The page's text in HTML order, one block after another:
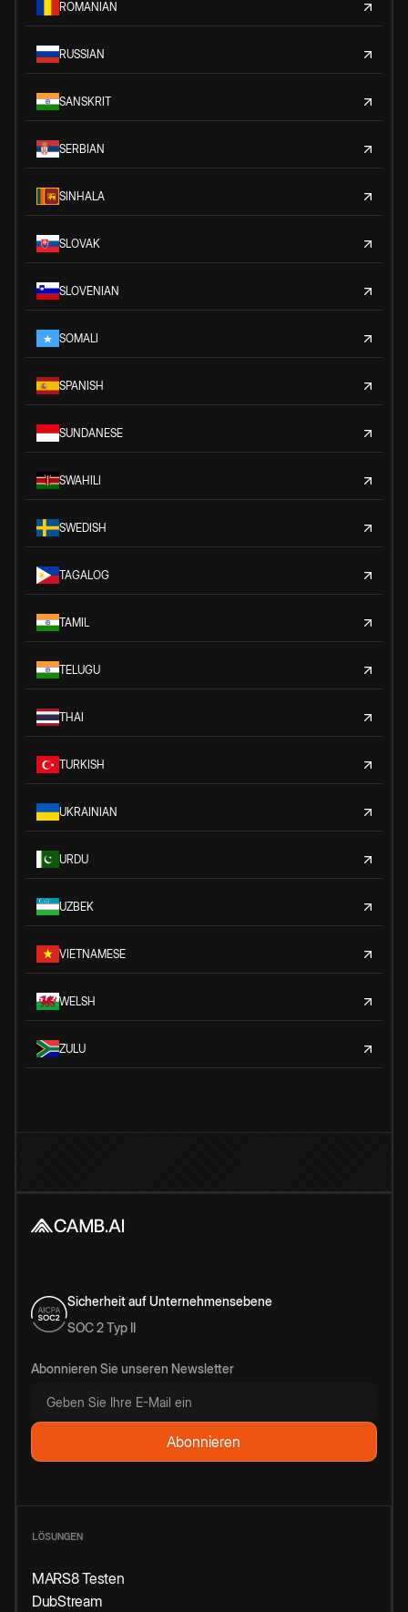
ROMANIAN
RUSSIAN
SANSKRIT
SERBIAN
SINHALA
SLOVAK
SLOVENIAN
SOMALI
SPANISH
SUNDANESE
SWAHILI
SWEDISH
TAGALOG
TAMIL
TELUGU
THAI
TURKISH
UKRAINIAN
URDU
UZBEK
VIETNAMESE
WELSH
ZULU
Sicherheit auf Unternehmensebene
SOC 2 Typ II
Abonnieren Sie unseren Newsletter
LÖSUNGEN
MARS8 Testen
DubStream